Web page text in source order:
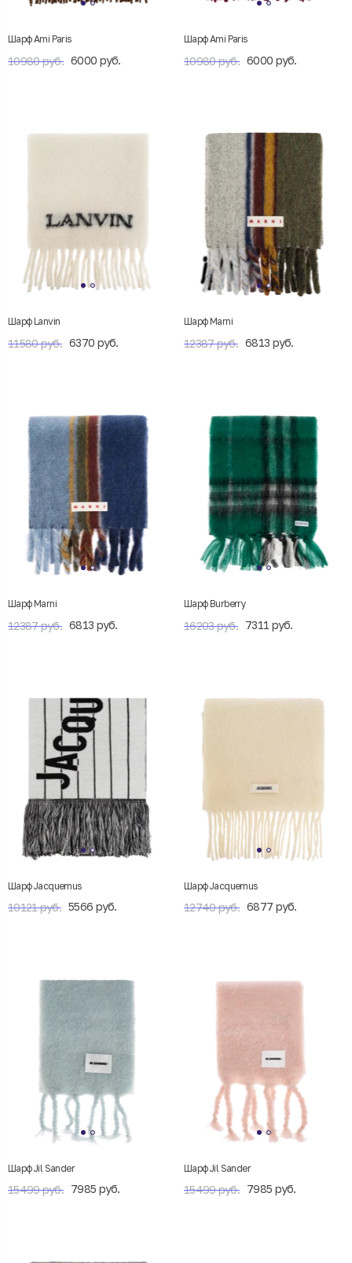
Шарф Ami Paris
10980 руб. 6000 руб.
Шарф Ami Paris
10980 руб. 6000 руб.
Шарф Lanvin
11580 руб. 6370 руб.
Шарф Marni
12387 руб. 6813 руб.
Шарф Marni
12387 руб. 6813 руб.
Шарф Burberry
16203 руб. 7311 руб.
Шарф Jacquemus
10121 руб. 5566 руб.
Шарф Jacquemus
12740 руб. 6877 руб.
Шарф Jil Sander
15499 руб. 7985 руб.
Шарф Jil Sander
15499 руб. 7985 руб.